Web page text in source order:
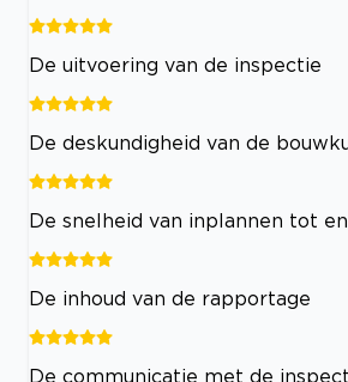
De uitvoering van de inspectie
De deskundigheid van de
De snelheid van inplannen tot
De inhoud van de rapportage
De communicatie met de